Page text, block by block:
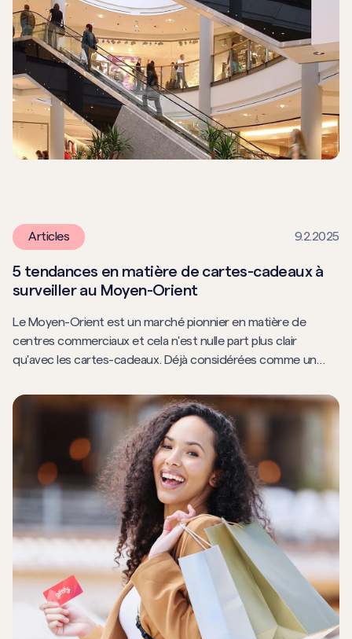
Articles 9.2.2025
5 tendances en matière de cartes-cadeaux à
surveiller au Moyen-Orient
Le Moyen-Orient est un marché pionnier en matière de
centres commerciaux et cela n'est nulle part plus clair
qu'avec les cartes-cadeaux. Déjà considérées comme un
transformation numérique, les cartes-cadeaux offrent une
nouvelle valeur aux centres commerciaux de pointe de la
région. Voici cinq tendances que les centres commerciaux
du Moyen-Orient ne peuvent pas se permettre de manquer.